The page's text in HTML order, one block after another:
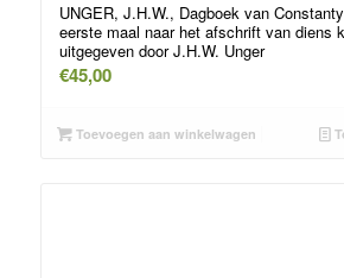
UNGER, J.H.W., Dagboek van
eerste maal naar het afschrift van diens
uitgegeven door J.H.W. Unger
€45,00
Toevoegen aan winkelwagen